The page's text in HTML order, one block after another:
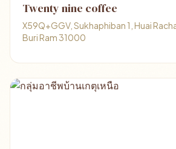
Twenty nine coffee
X59Q+GGV, Sukhaphiban 1, Huai
Buri Ram 31000